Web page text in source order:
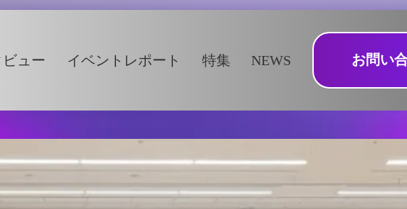
ュー イベントレポート 特集 NEWS お問い